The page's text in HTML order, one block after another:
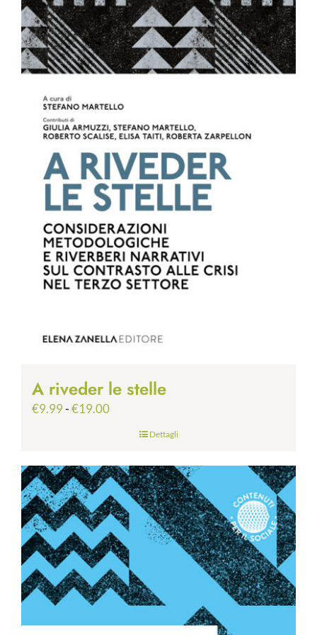
A riveder le stelle
€9.99-€19.00Fascia
€9.99
a
€19.00
Dettagli